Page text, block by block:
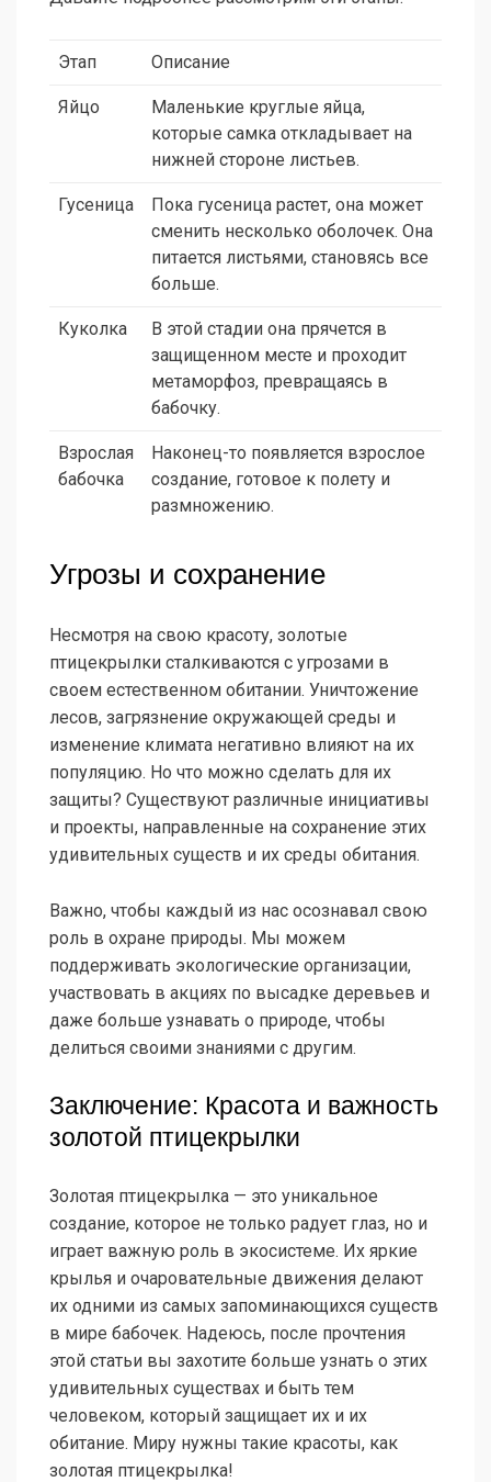
Этап Описание
Яйцо
Маленькие круглые яйца,
которые самка откладывает на
нижней стороне листьев.
Гусеница
Пока гусеница растет, она может
сменить несколько оболочек. Она
питается листьями, становясь все
больше.
Куколка
В этой стадии она прячется в
защищенном месте и проходит
метаморфоз, превращаясь в
бабочку.
Взрослая
бабочка
Наконец-то появляется взрослое
создание, готовое к полету и
размножению.
Угрозы и сохранение
Несмотря на свою красоту, золотые
птицекрылки сталкиваются с угрозами в
своем естественном обитании. Уничтожение
лесов, загрязнение окружающей среды и
изменение климата негативно влияют на их
популяцию. Но что можно сделать для их
защиты? Существуют различные инициативы
и проекты, направленные на сохранение этих
удивительных существ и их среды обитания.
Важно, чтобы каждый из нас осознавал свою
роль в охране природы. Мы можем
поддерживать экологические организации,
участвовать в акциях по высадке деревьев и
даже больше узнавать о природе, чтобы
делиться своими знаниями с другим.
Заключение: Красота и важность
золотой птицекрылки
Золотая птицекрылка — это уникальное
создание, которое не только радует глаз, но и
играет важную роль в экосистеме. Их яркие
крылья и очаровательные движения делают
их одними из самых запоминающихся существ
в мире бабочек. Надеюсь, после прочтения
этой статьи вы захотите больше узнать о этих
удивительных существах и быть тем
человеком, который защищает их и их
обитание. Миру нужны такие красоты, как
золотая птицекрылка!